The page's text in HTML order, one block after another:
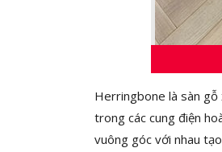
Herringbone là sàn
trong các cung điện
vuông góc với nhau